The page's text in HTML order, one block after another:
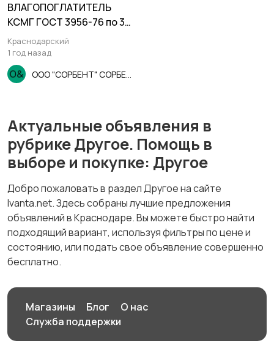
ВЛАГОПОГЛАТИТЕЛЬ
КСМГ ГОСТ 3956-76 по 35
кг.
Краснодарский
1 год назад
Актуальные объявления в
рубрике Другое. Помощь в
выборе и покупке: Другое
Добро пожаловать в раздел Другое на сайте
Ivanta.net. Здесь собраны лучшие предложения
объявлений в Краснодаре. Вы можете быстро найти
подходящий вариант, используя фильтры по цене и
состоянию, или подать свое объявление совершенно
бесплатно.
Магазины Блог
О нас
Служба поддержки